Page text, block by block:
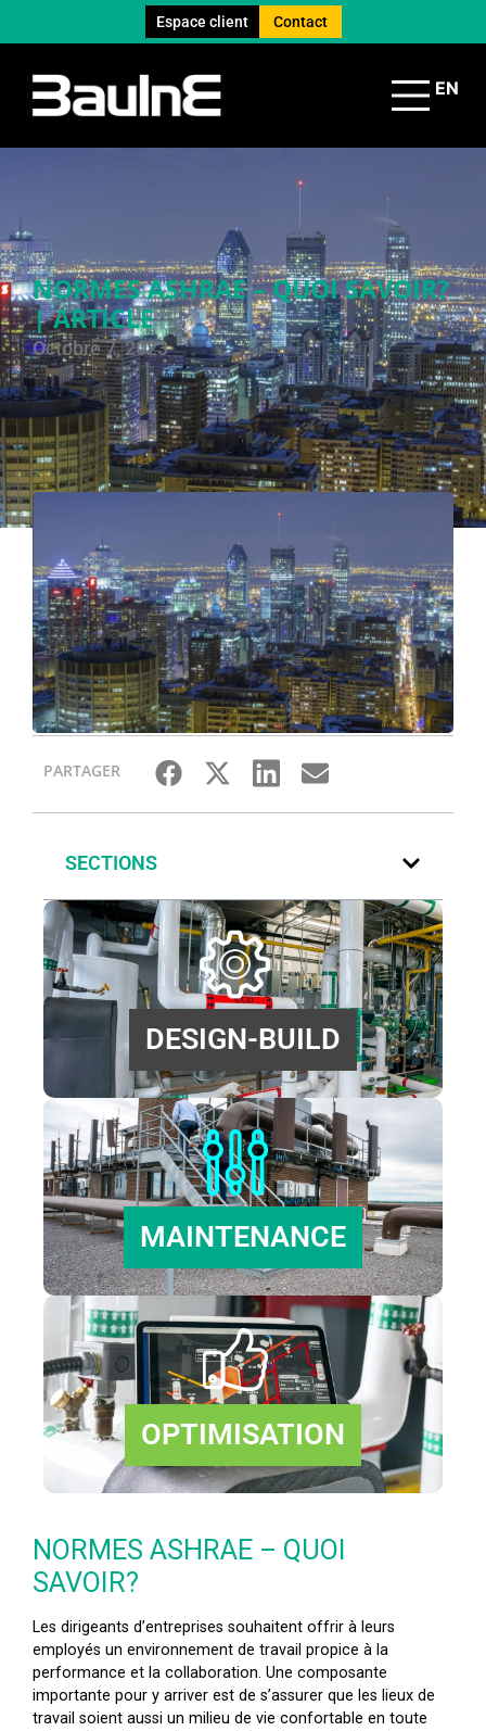
Espace client Contact
EN
NORMES ASHRAE – QUOI SAVOIR?
| ARTICLE
Octobre 7, 2023
PARTAGER
SECTIONS
DESIGN-BUILD
MAINTENANCE
OPTIMISATION
NORMES ASHRAE – QUOI
SAVOIR?
Les dirigeants d’entreprises souhaitent offrir à leurs
employés un environnement de travail propice à la
performance et la collaboration. Une composante
importante pour y arriver est de s’assurer que les lieux de
travail soient aussi un milieu de vie confortable en toute